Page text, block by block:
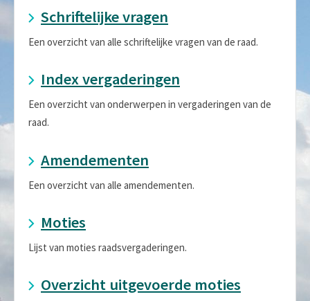
Schriftelijke vragen
Een overzicht van alle schriftelijke vragen van de raad.
Index vergaderingen
Een overzicht van onderwerpen in vergaderingen van de
raad.
Amendementen
Een overzicht van alle amendementen.
Moties
Lijst van moties raadsvergaderingen.
Overzicht uitgevoerde moties